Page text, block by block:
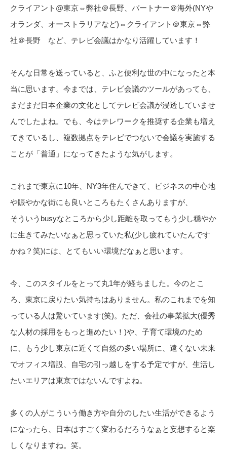
クライアント@東京⇔弊社＠長野、パートナー＠海外(NYや
オランダ、オーストラリアなど)⇔クライアント＠東京⇔弊
社＠長野 など、テレビ会議はかなり活躍しています！
そんな日常を送っていると、ふと便利な世の中になったと本
当に思います。今までは、テレビ会議のツールがあっても、
まだまだ日本企業の文化としてテレビ会議が浸透していませ
んでしたよね。でも、今はテレワークを推奨する企業も増え
てきているし、複数拠点をテレビでつないで会議を実施する
ことが「普通」になってきたような気がします。
これまで東京に10年、NY3年住んできて、ビジネスの中心地
や賑やかな街にも良いところもたくさんありますが、
そういうbusyなところから少し距離を取ってもう少し穏やか
に生きてみたいなぁと思っていた私(少し疲れていたんです
かね？笑)には、とてもいい環境だなぁと思います。
今、このスタイルをとって丸1年が経ちました。今のとこ
ろ、東京に戻りたい気持ちはありません。私のこれまでを知
っている人は驚いています(笑)。ただ、会社の事業拡大(優秀
な人材の採用をもっと進めたい！)や、子育て環境のため
に、もう少し東京に近くて自然の多い場所に、遠くない未来
でオフィス増設、自宅の引っ越しをする予定ですが、生活し
たいエリアは東京ではないんですよね。
多くの人がこういう働き方や自分のしたい生活ができるよう
になったら、日本はすごく変わるだろうなぁと妄想すると楽
しくなりますね。笑。